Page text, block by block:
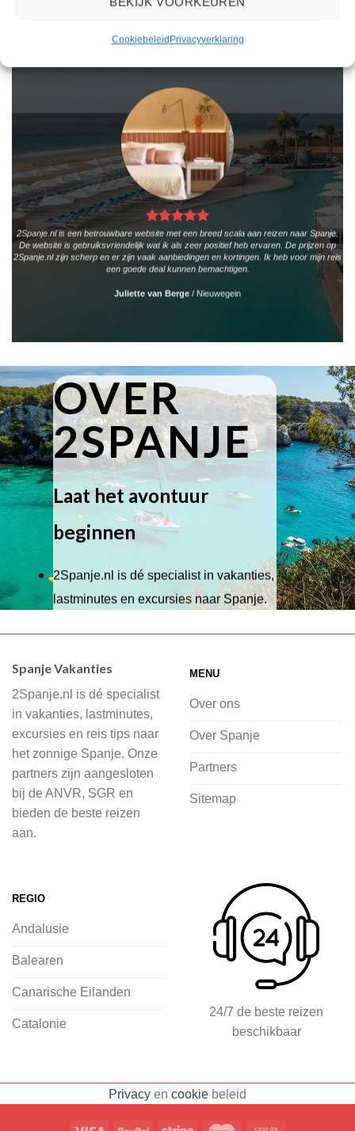
CookiebeleidPrivacyverklaring
2Spanje.nl is een betrouwbare website met een breed scala aan reizen naar Spanje.
De website is gebruiksvriendelijk wat ik als zeer positief heb ervaren. De prijzen op
2Spanje.nl zijn scherp en er zijn vaak aanbiedingen en kortingen. Ik heb voor mijn reis
een goede deal kunnen bemachtigen.
Juliette van Berge / Nieuwegein
OVER
2SPANJE
Laat het avontuur
beginnen
2Spanje.nl is dé specialist in vakanties,
lastminutes en excursies naar Spanje.
Wij hebben een breed scala aan
of je nu wilt relaxen op het strand,
cultuur wilt ontdekken of avontuur zoekt
in de natuur.
Bij 2Spanje.nl begint de voorpret al
voordat je het vliegtuig instapt, door
inspiratie op te doen over dit zonnige
vliegvakantie zoeken en boeken bij
2Spanje.nl, met een team dat altijd
klaarstaat om eventuele vragen te
beantwoorden en ervoor te zorgen dat
jij met een gerust hart op vakantie kunt
accommodaties: resorts, hotels en
Voorpret met inspirerende
Spanje Vakanties
2Spanje.nl is dé specialist
in vakanties, lastminutes,
excursies en reis tips naar
het zonnige Spanje. Onze
partners zijn aangesloten
bij de ANVR, SGR en
bieden de beste reizen
aan.
MENU
Over ons
Over Spanje
Partners
Sitemap
REGIO
Andalusie
Balearen
Canarische Eilanden
Catalonie
24/7 de beste reizen
beschikbaar
Privacy en cookie beleid